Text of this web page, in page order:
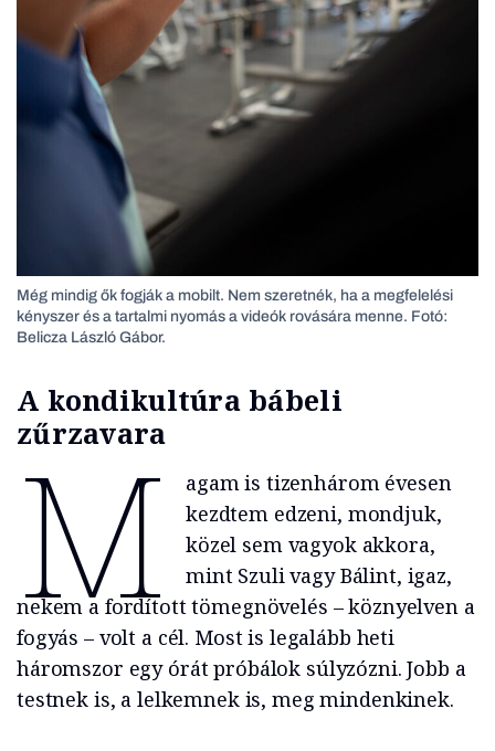
Még mindig ők fogják a mobilt. Nem szeretnék, ha a megfelelési
kényszer és a tartalmi nyomás a videók rovására menne. Fotó:
Belicza László Gábor.
A kondikultúra bábeli
zűrzavara
M
agam is tizenhárom évesen
kezdtem edzeni, mondjuk,
közel sem vagyok akkora,
mint Szuli vagy Bálint, igaz,
nekem a fordított tömegnövelés – köznyelven a
fogyás – volt a cél. Most is legalább heti
háromszor egy órát próbálok súlyzózni. Jobb a
testnek is, a lelkemnek is, meg mindenkinek.